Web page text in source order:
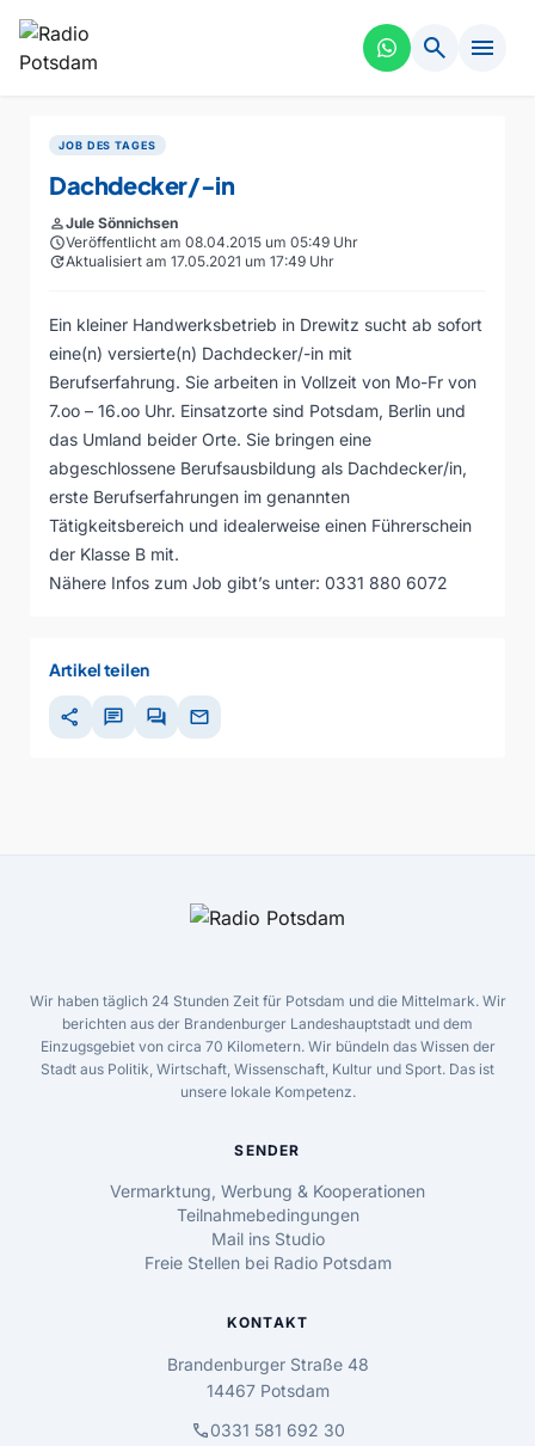
search menu
JOB DES TAGES
Dachdecker/-in
personJule Sönnichsen
scheduleVeröffentlicht am 08.04.2015 um 05:49 Uhr
updateAktualisiert am 17.05.2021 um 17:49 Uhr
Ein kleiner Handwerksbetrieb in Drewitz sucht ab sofort
eine(n) versierte(n) Dachdecker/-in mit
Berufserfahrung. Sie arbeiten in Vollzeit von Mo-Fr von
7.oo – 16.oo Uhr. Einsatzorte sind Potsdam, Berlin und
das Umland beider Orte. Sie bringen eine
abgeschlossene Berufsausbildung als Dachdecker/in,
erste Berufserfahrungen im genannten
Tätigkeitsbereich und idealerweise einen Führerschein
der Klasse B mit.
Nähere Infos zum Job gibt’s unter: 0331 880 6072
Artikel teilen
share chat forum mail
Wir haben täglich 24 Stunden Zeit für Potsdam und die Mittelmark. Wir
berichten aus der Brandenburger Landeshauptstadt und dem
Einzugsgebiet von circa 70 Kilometern. Wir bündeln das Wissen der
Stadt aus Politik, Wirtschaft, Wissenschaft, Kultur und Sport. Das ist
unsere lokale Kompetenz.
SENDER
Vermarktung, Werbung & Kooperationen
Teilnahmebedingungen
Mail ins Studio
Freie Stellen bei Radio Potsdam
KONTAKT
Brandenburger Straße 48
14467 Potsdam
call0331 581 692 30